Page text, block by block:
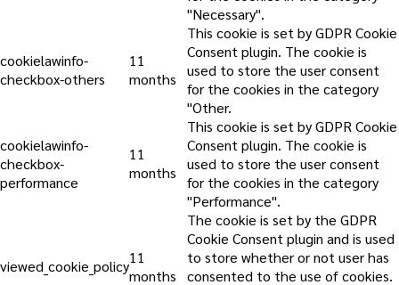
"Necessary".
cookielawinfo-
checkbox-others
11
months
This cookie is set by GDPR Cookie
Consent plugin. The cookie is
used to store the user consent
for the cookies in the category
"Other.
cookielawinfo-
checkbox-
performance
11
months
This cookie is set by GDPR Cookie
Consent plugin. The cookie is
used to store the user consent
for the cookies in the category
"Performance".
viewed_cookie_policy11
months
The cookie is set by the GDPR
Cookie Consent plugin and is used
to store whether or not user has
consented to the use of cookies.